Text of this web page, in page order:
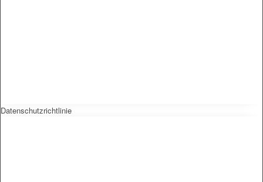
Datenschutzrichtlinie